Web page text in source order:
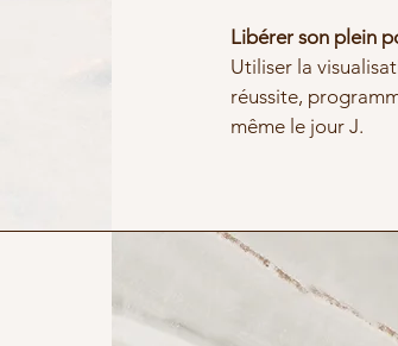
Libérer son plein
Utiliser la
réussite,
même le jour J.